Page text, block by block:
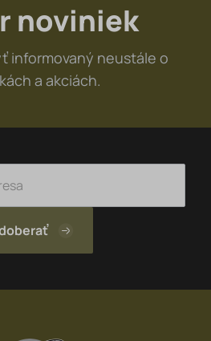
noviniek
informovaný neustále o
a akciách.